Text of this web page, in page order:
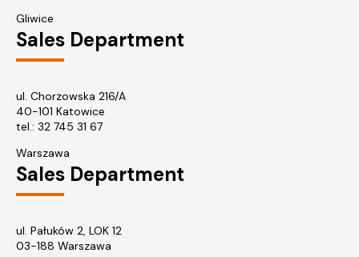
Gliwice
Sales Department
ul. Chorzowska 216/A
40-101 Katowice
tel.: 32 745 31 67
Warszawa
Sales Department
ul. Pałuków 2, LOK 12
03-188 Warszawa